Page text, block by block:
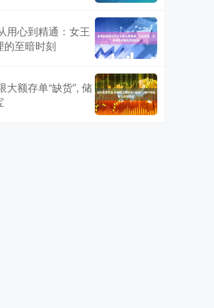
用心到精通：女王
的至暗时刻
大额存单“缺货”, 储